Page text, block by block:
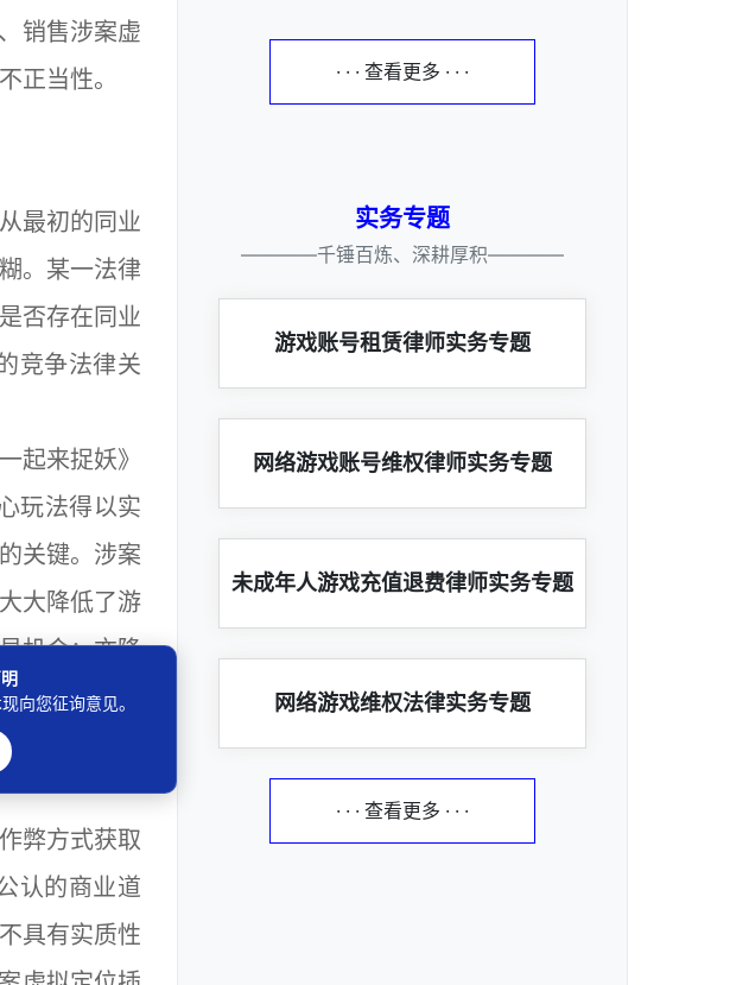
销售涉案虚
正当性。
最初的同业
。某一法律
否存在同业
竞争法律关
来捉妖》
玩法得以实
关键。涉案
大降低了游
机会；亦降
被诉行为不
以及游戏玩
弊方式获取
认的商业道
具有实质性
· · · 查看更多 · · ·
实务专题
————千锤百炼、深耕厚积————
游戏账号租赁律师实务专题
网络游戏账号维权律师实务专题
未成年人游戏充值退费律师实务专题
网络游戏维权法律实务专题
· · · 查看更多 · · ·
向您征询意见。